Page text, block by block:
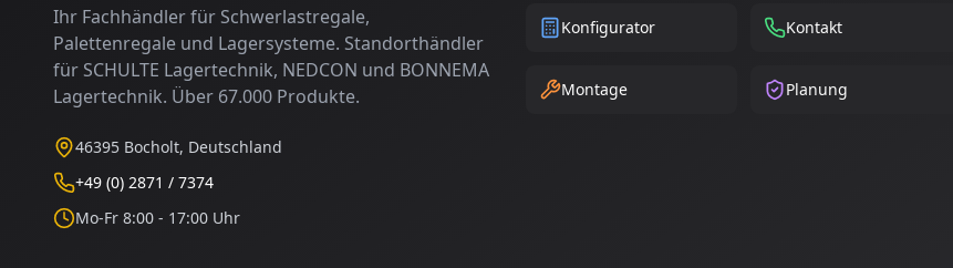
Ihr Fachhändler für Schwerlastregale,
Palettenregale und Lagersysteme. Standorthändler
für SCHULTE Lagertechnik, NEDCON und BONNEMA
Lagertechnik. Über 67.000 Produkte.
46395 Bocholt, Deutschland
+49 (0) 2871 / 7374
Mo-Fr 8:00 - 17:00 Uhr
Konfigurator Kontakt
Montage Planung